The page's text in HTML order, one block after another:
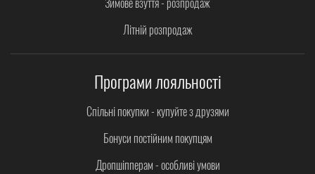
Літній розпродаж
Програми лояльності
Спільні покупки - купуйте з друзями
Бонуси постійним покупцям
Дропшіпперам - особливі умови